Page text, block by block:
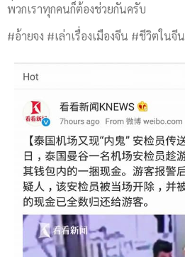
พวกเราทุกคนก็ต้องช่วยกันครับ
#อ้ายจง #เล่าเรื่องเมืองจีน #ชีวิตในจีน